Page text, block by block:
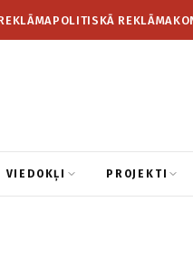
POLITISKĀ REKLĀMA
VIEDOKĻI PROJEKTI